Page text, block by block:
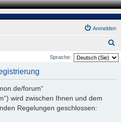
Anmelden
u
Sprache:
forum“
wird zwischen Ihnen und dem
Regelungen geschlossen: